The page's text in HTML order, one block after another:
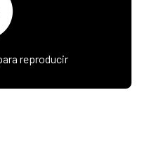
reproducir